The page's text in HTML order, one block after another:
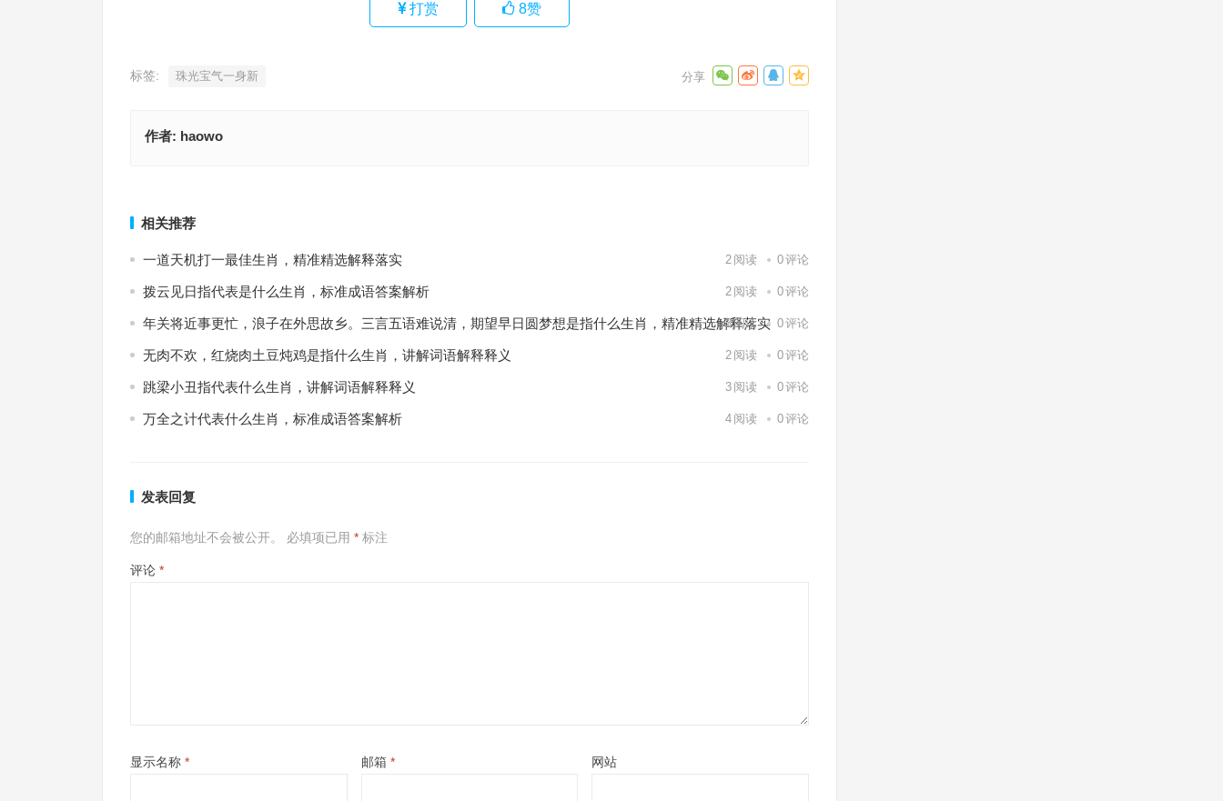
打赏 8赞
标签: 珠光宝气一身新
作者: haowo
相关推荐
一道天机打一最佳生肖，精准精选解释落实 2 阅读 0评论
拨云见日指代表是什么生肖，标准成语答案解析 2 阅读 0评论
年关将近事更忙，浪子在外思故乡。三言五语难说清，期望早日圆梦想是指什么生肖，精准精选解释落实
3阅读 0评论
无肉不欢，红烧肉土豆炖鸡是指什么生肖，讲解词语解释释义 2 阅读 0评论
跳梁小丑指代表什么生肖，讲解词语解释释义 3 阅读 0评论
万全之计代表什么生肖，标准成语答案解析 4 阅读 0评论
发表回复
您的邮箱地址不会被公开。 必填项已用 * 标注
评论 *
显示名称 * 邮箱 * 网站